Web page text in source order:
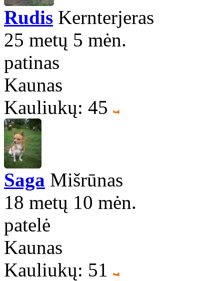
Rudis Kernterjeras
25 metų 5 mėn.
patinas
Kaunas
Kauliukų: 45
Saga Mišrūnas
18 metų 10 mėn.
patelė
Kaunas
Kauliukų: 51